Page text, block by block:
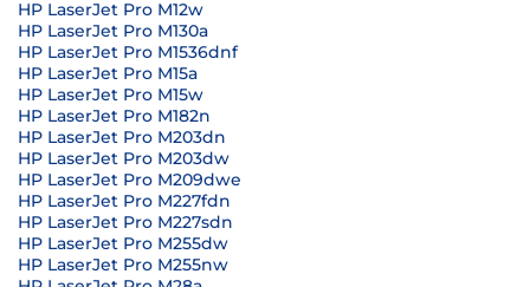
HP LaserJet Pro M12w
HP LaserJet Pro M130a
HP LaserJet Pro M1536dnf
HP LaserJet Pro M15a
HP LaserJet Pro M15w
HP LaserJet Pro M182n
HP LaserJet Pro M203dn
HP LaserJet Pro M203dw
HP LaserJet Pro M209dwe
HP LaserJet Pro M227fdn
HP LaserJet Pro M227sdn
HP LaserJet Pro M255dw
HP LaserJet Pro M255nw